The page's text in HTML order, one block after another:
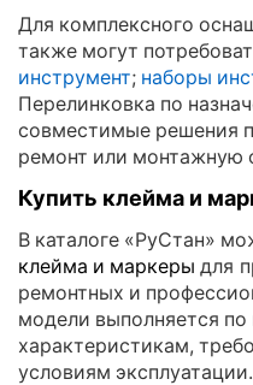
Для комплексного
также могут
инструмент; наборы
Перелинковка по
совместимые решения
ремонт или монтажную
Купить клейма и
В каталоге «РуСтан»
клейма и маркеры для
ремонтных и
модели выполняется
характеристикам,
условиям эксплуатации.